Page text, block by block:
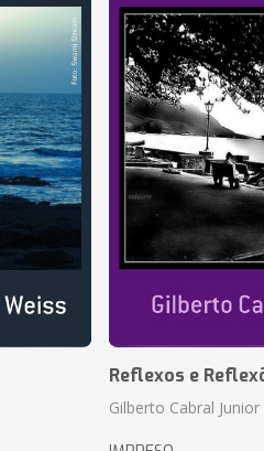
Reflexos e
Gilberto Cabral Junior